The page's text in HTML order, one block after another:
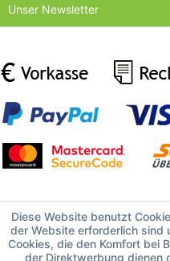
Unser Newsletter
Diese Website benutzt
der Website erforderlich
Cookies, die den Komfort bei
der Direktwerbung dienen